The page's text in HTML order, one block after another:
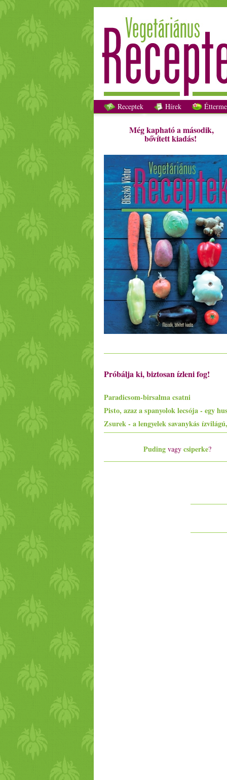
Receptek Hírek
Még kapható a második,
bővített kiadás!
Próbálja ki, biztosan ízleni fog!
Paradicsom-birsalma csatni
Puding vagy csiperke?